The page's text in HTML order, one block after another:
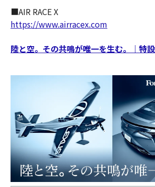
■AIR RACE X
https://www.airracex.com
陸と空。その共鳴が唯一を生む。｜特